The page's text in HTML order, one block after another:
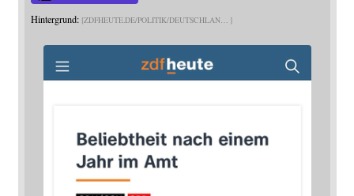
Hintergrund: ZDFHEUTE.DE/POLITIK/DEUTSCHLAN